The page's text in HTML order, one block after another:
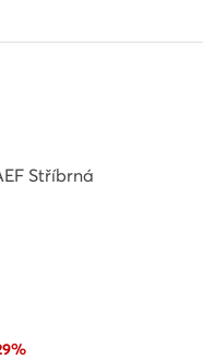
Stříbrná